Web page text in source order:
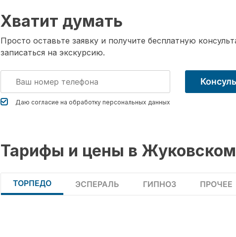
Хватит думать
Просто оставьте заявку и получите бесплатную
записаться на экскурсию.
Даю согласие на обработку персональных данных
Тарифы и цены в Жуковском
ТОРПЕДО ЭСПЕРАЛЬ ГИПНОЗ ПРОЧЕЕ